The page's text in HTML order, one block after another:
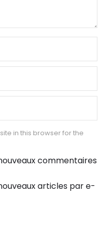
in this browser for the
commentaires
articles par e-